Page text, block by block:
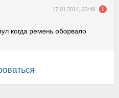
17.01.2014, 23:49
когда ремень оборвало